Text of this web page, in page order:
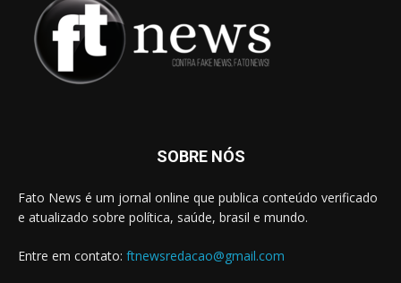
SOBRE NÓS
Fato News é um jornal online que publica conteúdo verificado
e atualizado sobre política, saúde, brasil e mundo.
Entre em contato: ftnewsredacao@gmail.com